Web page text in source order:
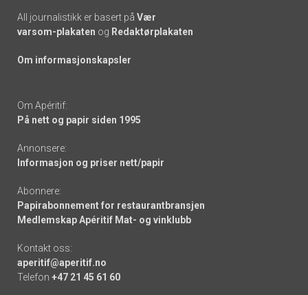
All journalistikk er basert på Vær
varsom-plakaten og Redaktørplakaten
Om informasjonskapsler
Om Apéritif:
På nett og papir siden 1995
Annonsere:
Informasjon og priser nett/papir
Abonnere:
Papirabonnement for restaurantbransjen
Medlemskap Apéritif Mat- og vinklubb
Kontakt oss:
aperitif@aperitif.no
Telefon +47 21 45 61 60